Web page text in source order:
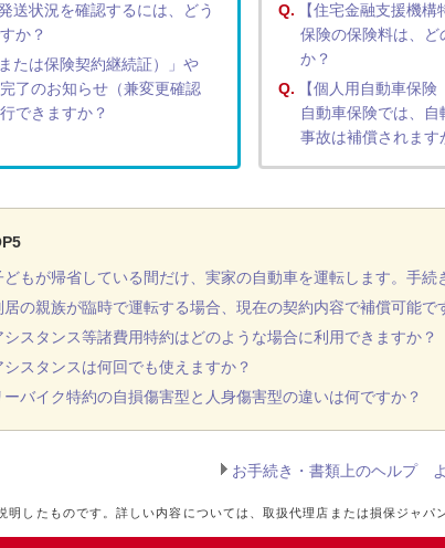
送状況を確認するには、どう
か？
たは保険契約継続証）」や
完了のお知らせ（兼変更確認
できますか？
Q.
【住宅金融支援機
保険の保険料は、ど
か？
Q.
【個人用自動車保険
自動車保険では、
事故は補償されます
どもが帰省している間だけ、実家の自動車を運転します。手続
居の親族が臨時で運転する場合、現在の契約内容で補償可能で
シスタンス等諸費用特約はどのような場合に利用できますか？
シスタンスは何回でも使えますか？
ーバイク特約の自損傷害型と人身傷害型の違いは何ですか？
お手続き・書類上のヘルプ
明したものです。詳しい内容については、取扱代理店または損保ジャパ